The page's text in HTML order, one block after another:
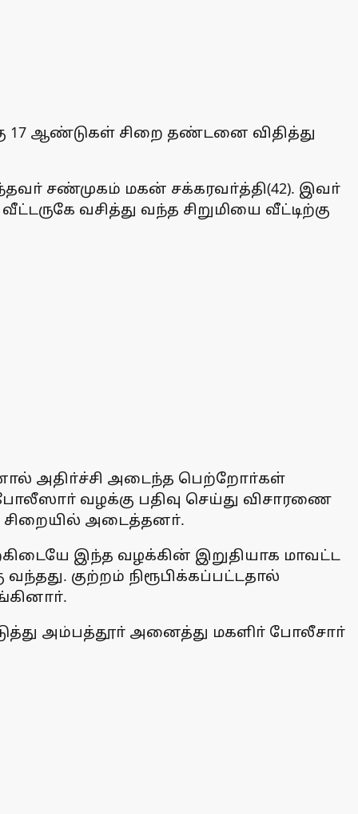
17 ஆண்டுகள் சிறை தண்டனை விதித்து
சண்முகம் மகன் சக்கரவா்த்தி(42). இவா்
வசித்து வந்த சிறுமியை வீட்டிற்கு
அதிா்ச்சி அடைந்த பெற்றோா்கள்
வழக்கு பதிவு செய்து விசாரணை
அடைத்தனா்.
இந்த வழக்கின் இறுதியாக மாவட்ட
குற்றம் நிரூபிக்கப்பட்டதால்
அம்பத்தூா் அனைத்து மகளிா் போலீசாா்